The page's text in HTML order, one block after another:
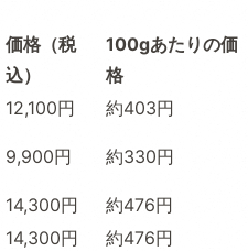
価格（税
込）
100gあたりの価
格
12,100円
約403円
9,900円 約330円
14,300円
約476円
14,300円 約476円